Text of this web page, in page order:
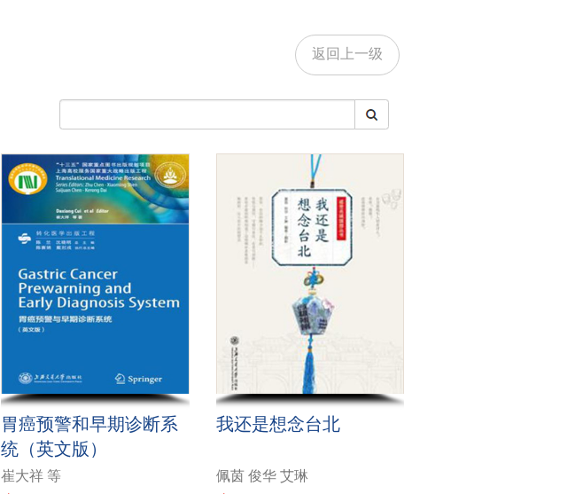
返回上一级
胃癌预警和早期诊断系
统（英文版）
崔大祥 等
我还是想念台北
佩茵 俊华 艾琳